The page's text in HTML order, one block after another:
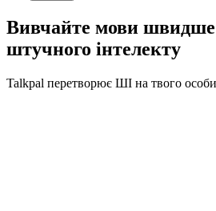
Вивчайте мови швидше
штучного інтелекту
Talkpal перетворює ШІ на твого